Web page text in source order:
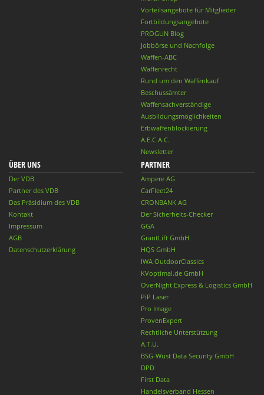
Vorteilsangebote für Mitglieder
Fortbildungsangebote
PROGUN Blog
Jobbörse und Nachfolge
Waffen-ABC
Waffenrecht
Rund um den Waffenkauf
Beschussämter
Waffensachverständige
Ausbildungsmöglichkeiten
Erbwaffenblockierung
A.E.C.A.C.
Newsletter
ÜBER UNS
Der VDB
Partner des VDB
Das Präsidium des VDB
Kontakt
Impressum
AGB
Datenschutzerklärung
PARTNER
Ampere AG
CarFleet24
CRONBANK AG
Der Sicherheits-Checker
GGA
GrantLift GmbH
HQS GmbH
IWA OutdoorClassics
KVoptimal.de GmbH
OverNight Express & Logistics GmbH
PiP Laser
Pro Image
ProvenExpert
Rechtliche Unterstützung
A.T.U.
BSG-Wüst Data Security GmbH
DPD
First Data
Handelsverband Hessen